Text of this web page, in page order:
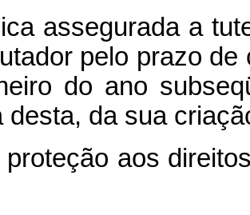
assegurada a
pelo prazo
do ano
desta, da sua
proteção aos